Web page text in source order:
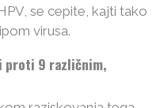
se cepite, kajti tako
virusa.
proti 9 različnim,